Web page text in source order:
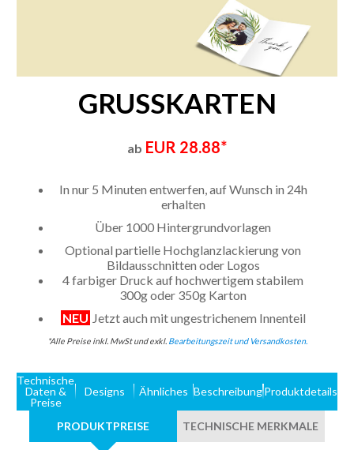
GRUSSKARTEN
ab EUR 28.88*
In nur 5 Minuten entwerfen, auf Wunsch in 24h
erhalten
Über 1000 Hintergrundvorlagen
Optional partielle Hochglanzlackierung von
Bildausschnitten oder Logos
4 farbiger Druck auf hochwertigem stabilem
300g oder 350g Karton
NEU Jetzt auch mit ungestrichenem Innenteil
*Alle Preise inkl. MwSt und exkl. Bearbeitungszeit und Versandkosten.
Technische
Daten &
Preise
Designs Ähnliches BeschreibungProduktdetails
PRODUKTPREISE TECHNISCHE MERKMALE